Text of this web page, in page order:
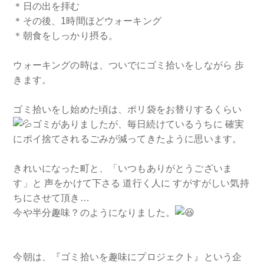
＊日の出を拝む
＊その後、1時間ほどウォーキング
＊朝食をしっかり摂る。
ウォーキングの時は、ついでにゴミ拾いをしながら 歩
きます。
ゴミ拾いをし始めた頃は、ポリ袋をお替りするくらい
ゴミがありましたが、毎日続けているうちに 確実
にポイ捨てされるごみが減ってきたように思います。
きれいになった町と、「いつもありがとうございま
す」と 声をかけて下さる 道行く人に すがすがしい気持
ちにさせて頂き…
今や半分趣味？のようになりました。
今朝は、『ゴミ拾いを趣味にプロジェクト』という企